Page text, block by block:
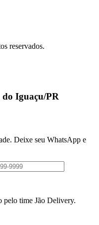
reservados.
do Iguaçu/PR
Deixe seu WhatsApp e
pelo time Jão Delivery.